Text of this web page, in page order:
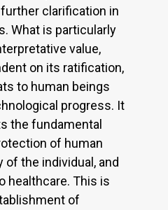
clarification in
What is particularly
value,
on its ratification,
to human beings
progress. It
the fundamental
of human
of the individual, and
healthcare. This is
of